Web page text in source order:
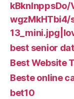
kBknlnppsDo/
best senior
Best Website
Beste online
bet10